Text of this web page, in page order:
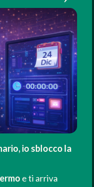
io sblocco la
e ti arriva